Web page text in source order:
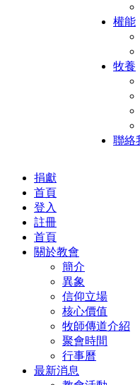
權能
牧養
聯絡
捐獻
首頁
登入
註冊
首頁
關於教會
簡介
異象
信仰立場
核心價值
牧師傳道介紹
聚會時間
行事曆
最新消息